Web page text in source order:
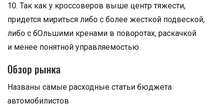
10. Так как у кроссоверов выше центр тяжести,
придется мириться либо с более жесткой подвеской,
либо с бОльшими кренами в поворотах, раскачкой
и менее понятной управляемостью.
Обзор рынка
Названы самые расходные статьи бюджета
автомобилистов